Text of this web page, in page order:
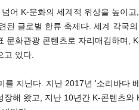
어 K-문화의 세계적 위상을 높이
된 글로벌 한류 축제다. 세계 각국
문화관광 콘텐츠로 자리매김하며,
고 있다.
를 지닌다. 지난 2017년 '소리바다
해 왔고, 지난 10년간 K-콘텐츠와